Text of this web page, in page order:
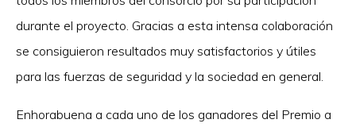
durante el proyecto. Gracias a esta intensa colaboración
se consiguieron resultados muy satisfactorios y útiles
para las fuerzas de seguridad y la sociedad en general.
Enhorabuena a cada uno de los ganadores del Premio a